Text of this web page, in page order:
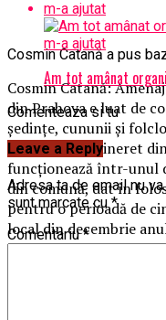
Cosmin Catană a pus
Cosmin Catană:
din Prahova e luat de
ședințe, cununii și
Centrului de Tineret
funcționează într-unul
din comună, dat în
pentru o perioadă de
local din decembrie
timpul campaniei
septembrie 2020, n.r.).
gratuit a fost
căminul cultural la
Am tot amânat
Comenteaza si tu
Leave a Reply
Adresa ta de email nu
sunt marcate cu*
Comentariu*